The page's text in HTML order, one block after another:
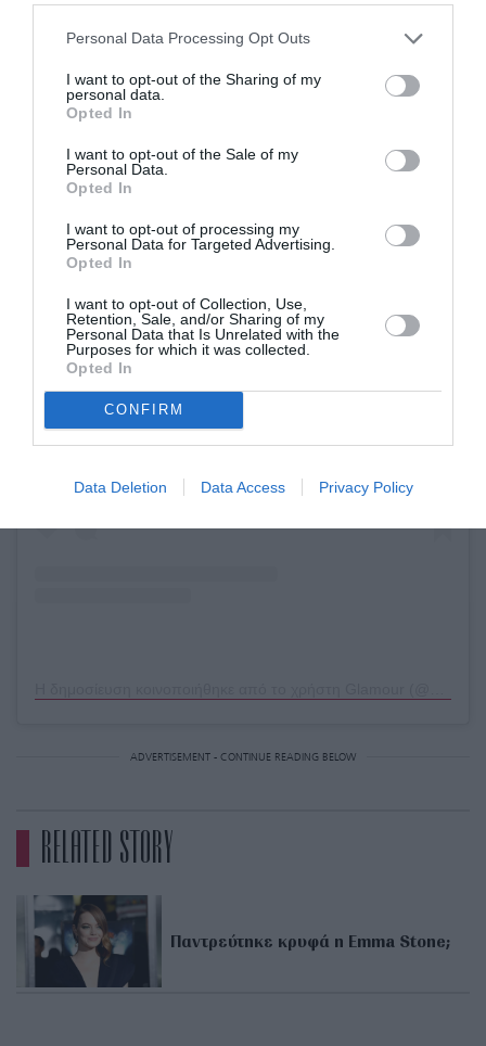
Personal Data Processing Opt Outs
I want to opt-out of the Sharing of my
personal data.
Opted In
I want to opt-out of the Sale of my
Personal Data.
Opted In
I want to opt-out of processing my
Personal Data for Targeted Advertising.
Opted In
I want to opt-out of Collection, Use,
Retention, Sale, and/or Sharing of my
Personal Data that Is Unrelated with the
Purposes for which it was collected.
Opted In
CONFIRM
Data Deletion Data Access Privacy Policy
Δείτε αυτή τη δημοσίευση στο Instagram.
ADVERTISEMENT - CONTINUE READING BELOW
RELATED STORY
Παντρεύτηκε κρυφά η Emma Stone;